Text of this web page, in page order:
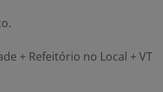
+ Refeitório no Local + VT